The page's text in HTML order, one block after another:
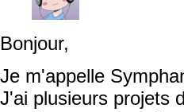
Bonjour,
Je m'appelle
J'ai plusieurs projets